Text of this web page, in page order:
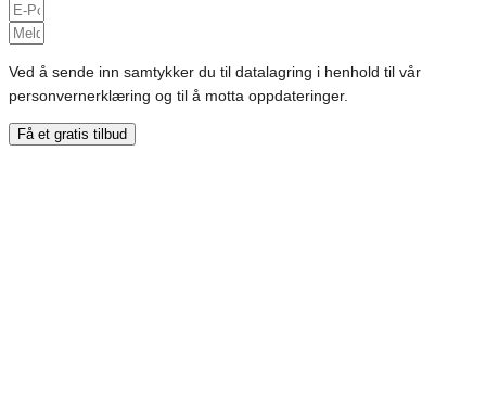
Ved å sende inn samtykker du til datalagring i henhold til vår
personvernerklæring og til å motta oppdateringer.
Få et gratis tilbud